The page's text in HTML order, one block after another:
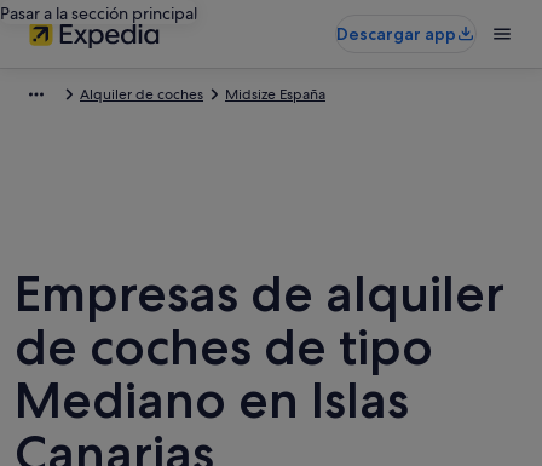
Pasar a la sección principal
Descargar app
Alquiler de coches Midsize España
Empresas de alquiler
de coches de tipo
Mediano en Islas
Canarias